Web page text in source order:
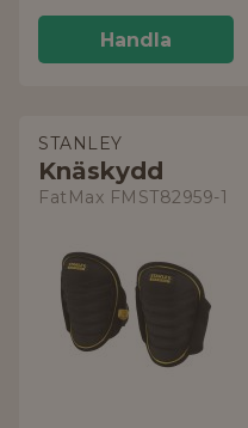
Handla
STANLEY
Knäskydd
FatMax FMST82959-1